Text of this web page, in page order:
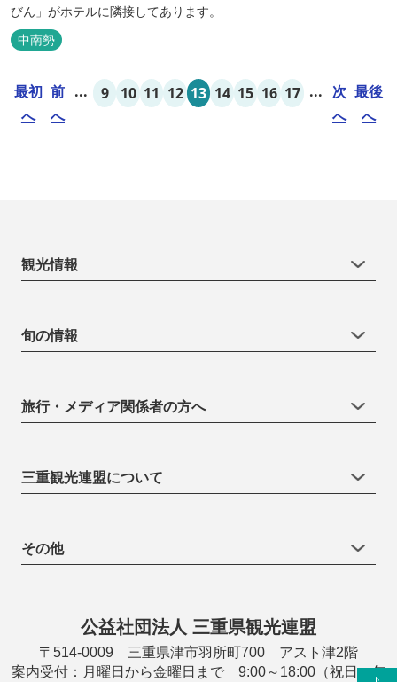
びん」がホテルに隣接してあります。
中南勢
最初
へ
前
へ
... 9 10 11 12 13 14 15 16 17 ... 次
へ
最後
へ
観光情報
旬の情報
旅行・メディア関係者の方へ
三重観光連盟について
その他
公益社団法人 三重県観光連盟
〒514-0009 三重県津市羽所町700 アスト津2階
案内受付：月曜日から金曜日まで 9:00～18:00（祝日・年